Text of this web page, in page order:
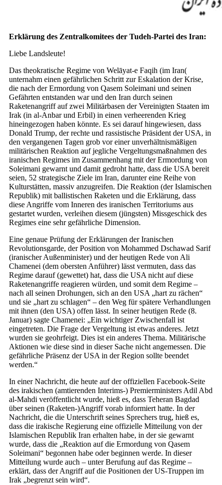
Erklärung des Zentralkomitees der Tudeh-Partei des Iran:
Liebe Landsleute!
Das theokratische Regime von Welāyat-e Faqih (im Iran(
unternahm einen gefährlichen Schritt zur Eskalation der Krise,
die nach der Ermordung von Qasem Soleimani und seinen
Gefährten entstanden war und den Iran durch seinen
Raketenangriff auf zwei Militärbasen der Vereinigten Staaten im
Irak (in al-Anbar und Erbil) in einen verheerenden Krieg
hineingezogen haben könnte. Es sei darauf hingewiesen, dass
Donald Trump, der rechte und rassistische Präsident der USA, in
den vergangenen Tagen grob vor einer unverhältnismäßigen
militärischen Reaktion auf jegliche Vergeltungsmaßnahmen des
iranischen Regimes im Zusammenhang mit der Ermordung von
Soleimani gewarnt und damit gedroht hatte, dass die USA bereit
seien, 52 strategische Ziele im Iran, darunter eine Reihe von
Kulturstätten, massiv anzugreifen. Die Reaktion (der Islamischen
Republik) mit ballistischen Raketen und die Erklärung, dass
diese Angriffe vom Inneren des iranischen Territoriums aus
gestartet wurden, verleihen diesem (jüngsten) Missgeschick des
Regimes eine sehr gefährliche Dimension.
Eine genaue Prüfung der Erklärungen der Iranischen
Revolutionsgarde, der Position von Mohammed Dschawad Sarif
(iranischer Außenminister) und der heutigen Rede von Ali
Chamenei (dem obersten Anführer) lässt vermuten, dass das
Regime darauf (gewettet) hat, dass die USA nicht auf diese
Raketenangriffe reagieren würden, und somit dem Regime –
nach all seinen Drohungen, sich an den USA „hart zu rächen“
und sie „hart zu schlagen“ – den Weg für spätere Verhandlungen
mit ihnen (den USA) offen lässt. In seiner heutigen Rede (8.
Januar) sagte Chamenei: „Ein wichtiger Zwischenfall ist
eingetreten. Die Frage der Vergeltung ist etwas anderes. Jetzt
wurden sie geohrfeigt. Dies ist ein anderes Thema. Militärische
Aktionen wie diese sind in dieser Sache nicht angemessen. Die
gefährliche Präsenz der USA in der Region sollte beendet
werden.“
In einer Nachricht, die heute auf der offiziellen Facebook-Seite
des irakischen (amtierenden Interims-) Premierministers Adil Abd
al-Mahdi veröffentlicht wurde, hieß es, dass Teheran Bagdad
über seinen (Raketen-)Angriff vorab informiert hatte. In der
Nachricht, die die Unterschrift seines Sprechers trug, hieß es,
dass die irakische Regierung eine offizielle Mitteilung von der
Islamischen Republik Iran erhalten habe, in der sie gewarnt
wurde, dass die „Reaktion auf die Ermordung von Qasem
Soleimani“ begonnen habe oder beginnen werde. In dieser
Mitteilung wurde auch – unter Berufung auf das Regime –
erklärt, dass der Angriff auf die Positionen der US-Truppen im
Irak „begrenzt sein wird“.